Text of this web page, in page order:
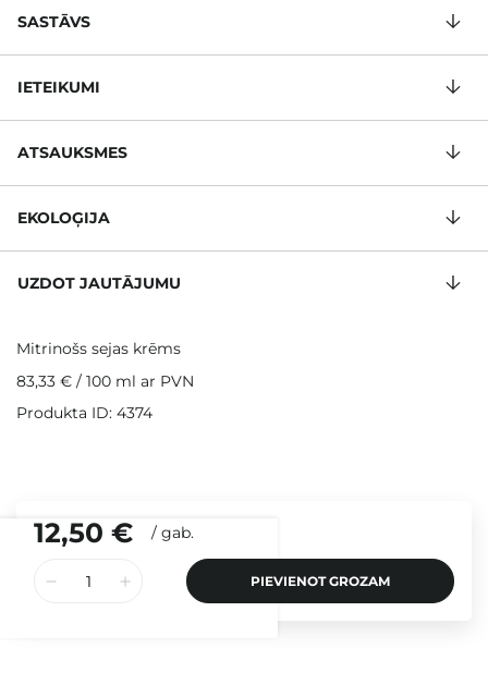
12,50 € / gab.
PIEVIENOT GROZAM
SASTĀVS
IETEIKUMI
ATSAUKSMES
EKOLOĢIJA
UZDOT JAUTĀJUMU
Mitrinošs sejas krēms
83,33 € / 100 ml ar PVN
Produkta ID: 4374